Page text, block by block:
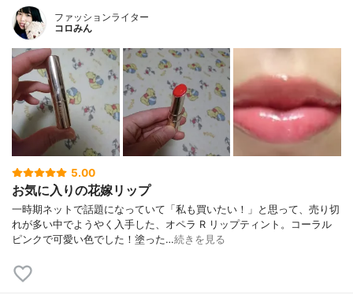
ファッションライター
コロみん
5.00
お気に入りの花嫁リップ
一時期ネットで話題になっていて「私も買いたい！」と思って、売り切
れが多い中でようやく入手した、オペラ R リップティント。コーラル
ピンクで可愛い色でした！塗った…続きを見る